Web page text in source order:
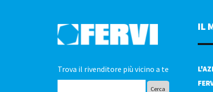
Trova il rivenditore più vicino a te
IL